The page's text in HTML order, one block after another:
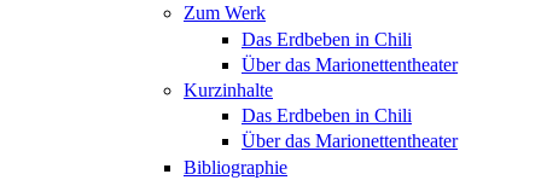
Zum Werk
Das Erdbeben in Chili
Über das Marionettentheater
Kurzinhalte
Das Erdbeben in Chili
Über das Marionettentheater
Bibliographie